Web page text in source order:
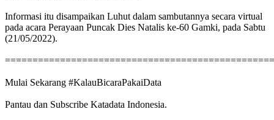
Informasi itu disampaikan Luhut dalam sambutannya secara virtual
pada acara Perayaan Puncak Dies Natalis ke-60 Gamki, pada Sabtu
(21/05/2022).
Mulai Sekarang #KalauBicaraPakaiData
Pantau dan Subscribe Katadata Indonesia.